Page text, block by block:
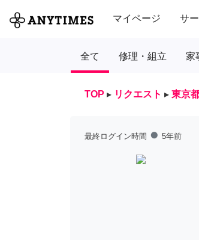
マイページ サ
全て 修理・組立 家
TOP ▸ リクエスト ▸ 東京
最終ログイン時間 fiber_manual_record 5年前